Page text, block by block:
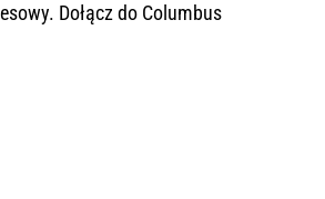
Dołącz do Columbus